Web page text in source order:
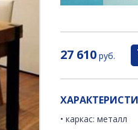
27 610 руб.
• каркас: металл